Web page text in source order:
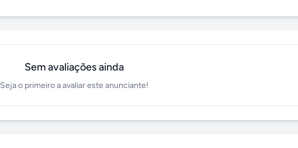
Sem avaliações ainda
Seja o primeiro a avaliar este anunciante!